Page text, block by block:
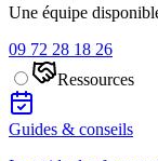
Une équipe
09 72 28 18 26
Ressources
Guides & conseils